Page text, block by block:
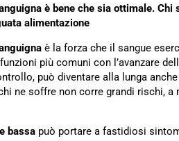
è bene che sia ottimale.
alimentazione
è la forza che il sangue
più comuni con l’avanzare
può diventare alla lunga
ne soffre non corre grandi rischi,
bassa può portare a fastidiosi